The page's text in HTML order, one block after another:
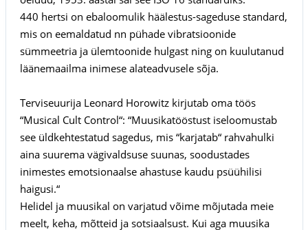
440 hertsi on ebaloomulik häälestus-sageduse standard,
mis on eemaldatud nn pühade vibratsioonide
sümmeetria ja ülemtoonide hulgast ning on kuulutanud
läänemaailma inimese alateadvusele sõja.
Terviseuurija Leonard Horowitz kirjutab oma töös
“Musical Cult Control“: “Muusikatööstust iseloomustab
see üldkehtestatud sagedus, mis “karjatab“ rahvahulki
aina suurema vägivaldsuse suunas, soodustades
inimestes emotsionaalse ahastuse kaudu psüühilisi
haigusi.“
Helidel ja muusikal on varjatud võime mõjutada meie
meelt, keha, mõtteid ja sotsiaalsust. Kui aga muusika